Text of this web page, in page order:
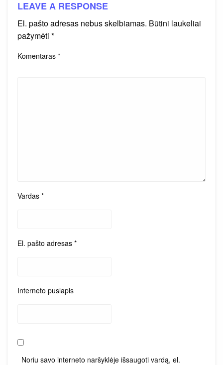
LEAVE A RESPONSE
El. pašto adresas nebus skelbiamas. Būtini laukeliai
pažymėti *
Komentaras *
Vardas *
El. pašto adresas *
Interneto puslapis
Noriu savo interneto naršyklėje išsaugoti vardą, el.